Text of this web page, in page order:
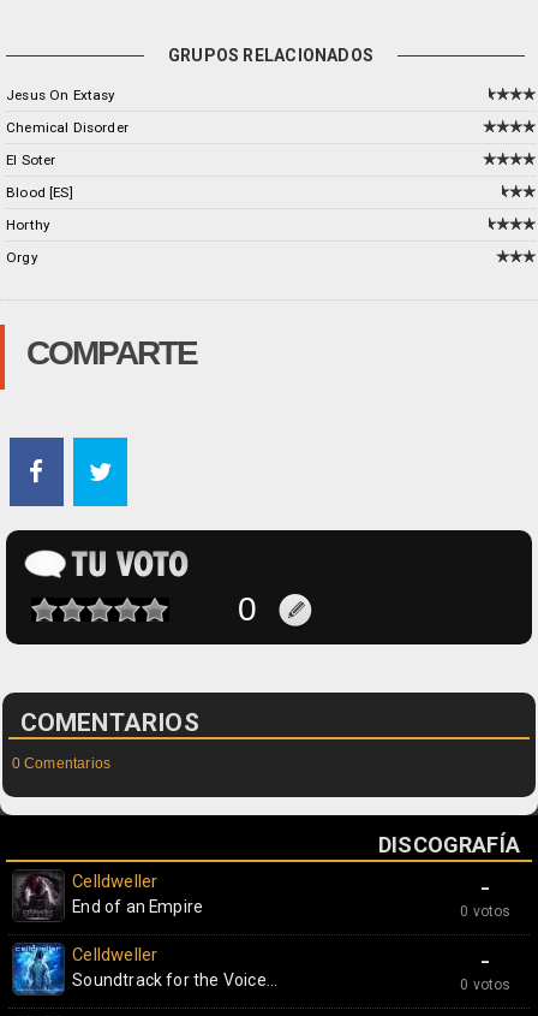
GRUPOS RELACIONADOS
Jesus On Extasy
Chemical Disorder
El Soter
Blood [ES]
Horthy
Orgy
COMPARTE
COMENTARIOS
0 Comentarios
DISCOGRAFÍA
-
0 votos
Celldweller
End of an Empire
-
0 votos
Celldweller
Soundtrack for the Voice...